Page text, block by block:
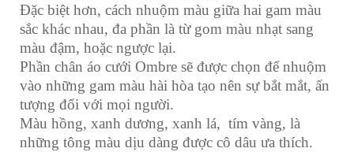
Đặc biệt hơn, cách nhuộm màu giữa hai gam màu
sắc khác nhau, đa phần là từ gom màu nhạt sang
màu đậm, hoặc ngược lại.
Phần chân áo cưới Ombre sẽ được chọn để nhuộm
vào những gam màu hài hòa tạo nên sự bắt mắt, ấn
tượng đối với mọi người.
Màu hồng, xanh dương, xanh lá, tím vàng, là
những tông màu dịu dàng được cô dâu ưa thích.